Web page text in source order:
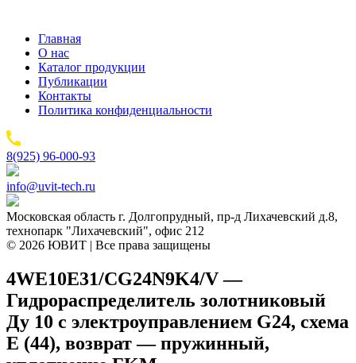
Главная
О нас
Каталог продукции
Публикации
Контакты
Политика конфиденциальности
8(925) 96-000-93
info@uvit-tech.ru
Московская область г. Долгопрудный, пр-д Лихачевский д.8,
технопарк "Лихачевский", офис 212
© 2026 ЮВИТ | Все права защищены
4WE10E31/CG24N9K4/V —
Гидрораспределитель золотниковый
Ду 10 с электроуправлением G24, схема
E (44), возврат — пружинный,